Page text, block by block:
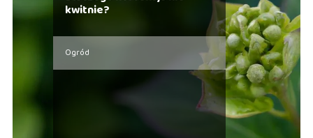
kwitnie?
Ogród